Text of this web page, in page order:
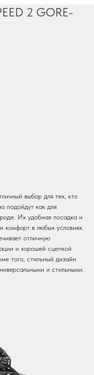
2 GORE-
выбор для тех, кто
подойдут как для
Их удобная посадка и
в любых условиях.
отличную
и хорошей сцепкой
того, стильный дизайн
и стильными.